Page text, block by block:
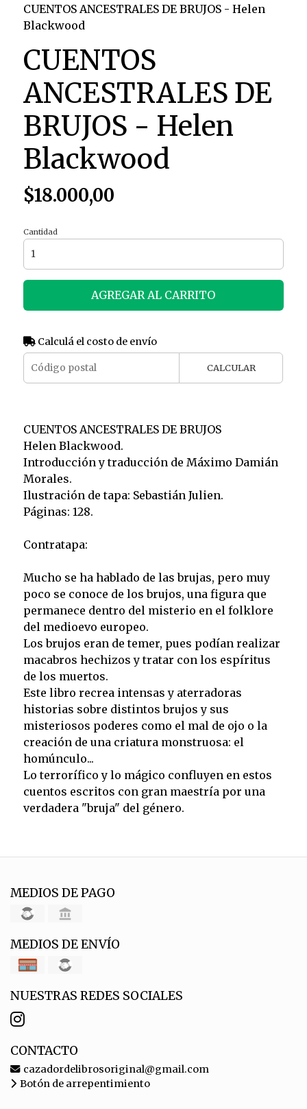
CUENTOS ANCESTRALES DE BRUJOS - Helen
Blackwood
CUENTOS
ANCESTRALES DE
BRUJOS - Helen
Blackwood
$18.000,00
Cantidad
AGREGAR AL CARRITO
Calculá el costo de envío
CALCULAR
CUENTOS ANCESTRALES DE BRUJOS
Helen Blackwood.
Introducción y traducción de Máximo Damián
Morales.
Ilustración de tapa: Sebastián Julien.
Páginas: 128.
Contratapa:
Mucho se ha hablado de las brujas, pero muy
poco se conoce de los brujos, una figura que
permanece dentro del misterio en el folklore
del medioevo europeo.
Los brujos eran de temer, pues podían realizar
macabros hechizos y tratar con los espíritus
de los muertos.
Este libro recrea intensas y aterradoras
historias sobre distintos brujos y sus
misteriosos poderes como el mal de ojo o la
creación de una criatura monstruosa: el
homúnculo...
Lo terrorífico y lo mágico confluyen en estos
cuentos escritos con gran maestría por una
verdadera "bruja" del género.
MEDIOS DE PAGO
MEDIOS DE ENVÍO
NUESTRAS REDES SOCIALES
CONTACTO
cazadordelibrosoriginal@gmail.com
Botón de arrepentimiento